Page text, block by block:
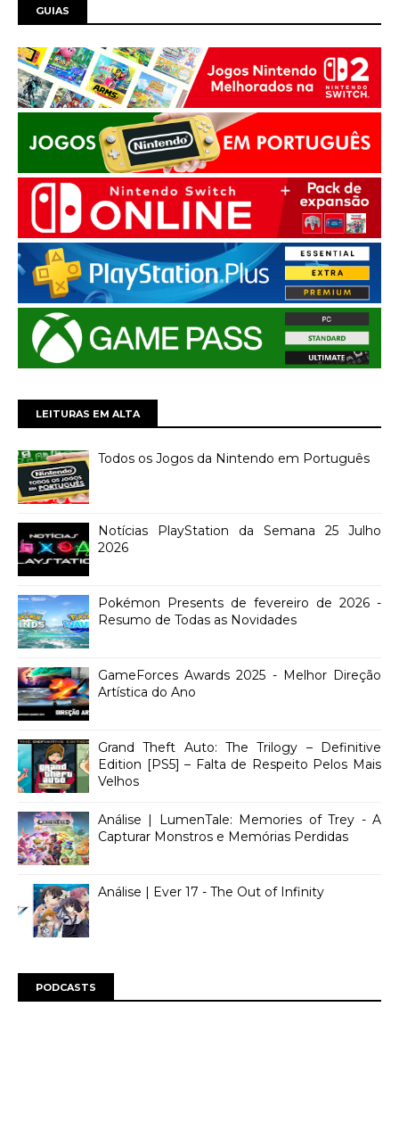
GUIAS
LEITURAS EM ALTA
Todos os Jogos da Nintendo em Português
Notícias PlayStation da Semana 25 Julho
2026
Pokémon Presents de fevereiro de 2026 -
Resumo de Todas as Novidades
GameForces Awards 2025 - Melhor Direção
Artística do Ano
Grand Theft Auto: The Trilogy – Definitive
Edition [PS5] – Falta de Respeito Pelos Mais
Velhos
Análise | LumenTale: Memories of Trey - A
Capturar Monstros e Memórias Perdidas
Análise | Ever 17 - The Out of Infinity
PODCASTS